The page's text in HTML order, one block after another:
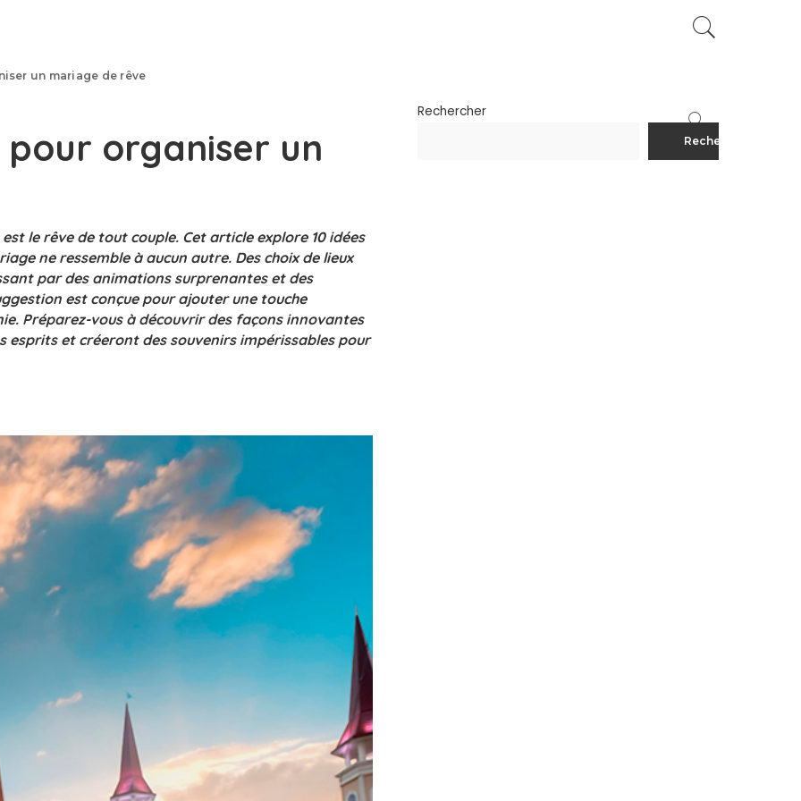
un mariage de rêve
pour organiser un
le rêve de tout couple. Cet article explore 10 idées
ne ressemble à aucun autre. Des choix de lieux
par des animations surprenantes et des
est conçue pour ajouter une touche
Préparez-vous à découvrir des façons innovantes
esprits et créeront des souvenirs impérissables pour
Rechercher
Rechercher